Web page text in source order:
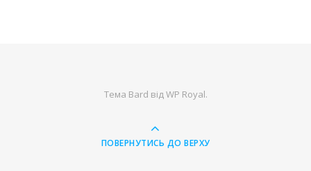
Тема Bard відWP Royal.
ПОВЕРНУТИСЬ ДО ВЕРХУ